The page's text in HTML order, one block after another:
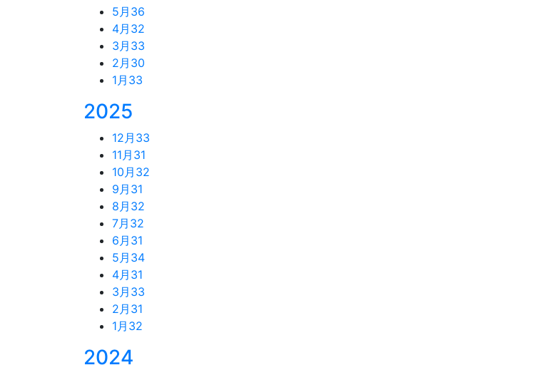
5月 36
4月 32
3月 33
2月 30
1月 33
2025
12月 33
11月 31
10月 32
9月 31
8月 32
7月 32
6月 31
5月 34
4月 31
3月 33
2月 31
1月 32
2024